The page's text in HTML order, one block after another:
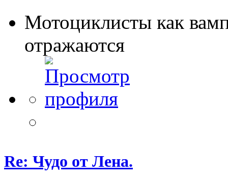
Мотоциклисты как
отражаются
Re: Чудо от Лена.